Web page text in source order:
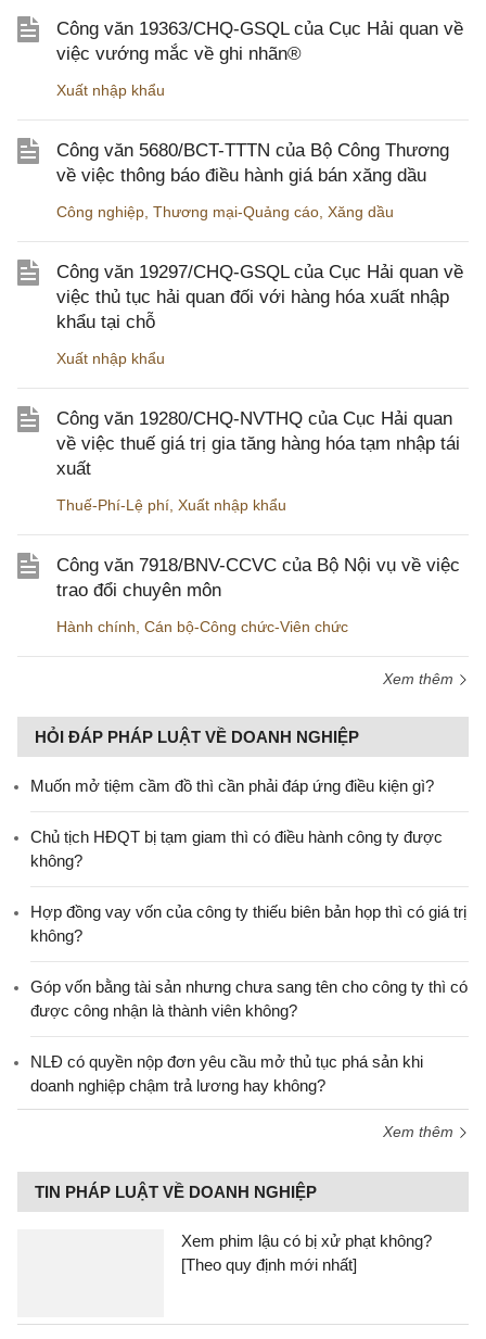
Công văn 19363/CHQ-GSQL của Cục Hải quan về
việc vướng mắc về ghi nhãn®
Xuất nhập khẩu
Công văn 5680/BCT-TTTN của Bộ Công Thương
về việc thông báo điều hành giá bán xăng dầu
Công nghiệp Thương mại-Quảng cáo Xăng dầu
Công văn 19297/CHQ-GSQL của Cục Hải quan về
việc thủ tục hải quan đối với hàng hóa xuất nhập
khẩu tại chỗ
Xuất nhập khẩu
Công văn 19280/CHQ-NVTHQ của Cục Hải quan
về việc thuế giá trị gia tăng hàng hóa tạm nhập tái
xuất
Thuế-Phí-Lệ phí Xuất nhập khẩu
Công văn 7918/BNV-CCVC của Bộ Nội vụ về việc
trao đổi chuyên môn
Hành chính Cán bộ-Công chức-Viên chức
Xem thêm
HỎI ĐÁP PHÁP LUẬT VỀ DOANH NGHIỆP
Muốn mở tiệm cầm đồ thì cần phải đáp ứng điều kiện gì?
Chủ tịch HĐQT bị tạm giam thì có điều hành công ty được
không?
Hợp đồng vay vốn của công ty thiếu biên bản họp thì có giá trị
không?
Góp vốn bằng tài sản nhưng chưa sang tên cho công ty thì có
được công nhận là thành viên không?
NLĐ có quyền nộp đơn yêu cầu mở thủ tục phá sản khi
doanh nghiệp chậm trả lương hay không?
Xem thêm
TIN PHÁP LUẬT VỀ DOANH NGHIỆP
Xem phim lậu có bị xử phạt không?
[Theo quy định mới nhất]